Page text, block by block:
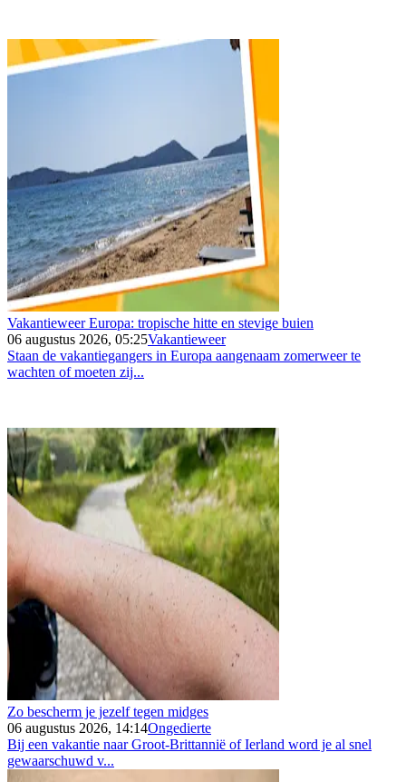
Vakantieweer Europa: tropische hitte en stevige buien
06 augustus 2026, 05:25Vakantieweer
Staan de vakantiegangers in Europa aangenaam zomerweer te
wachten of moeten zij...
Zo bescherm je jezelf tegen midges
06 augustus 2026, 14:14Ongedierte
Bij een vakantie naar Groot-Brittannië of Ierland word je al snel
gewaarschuwd v...